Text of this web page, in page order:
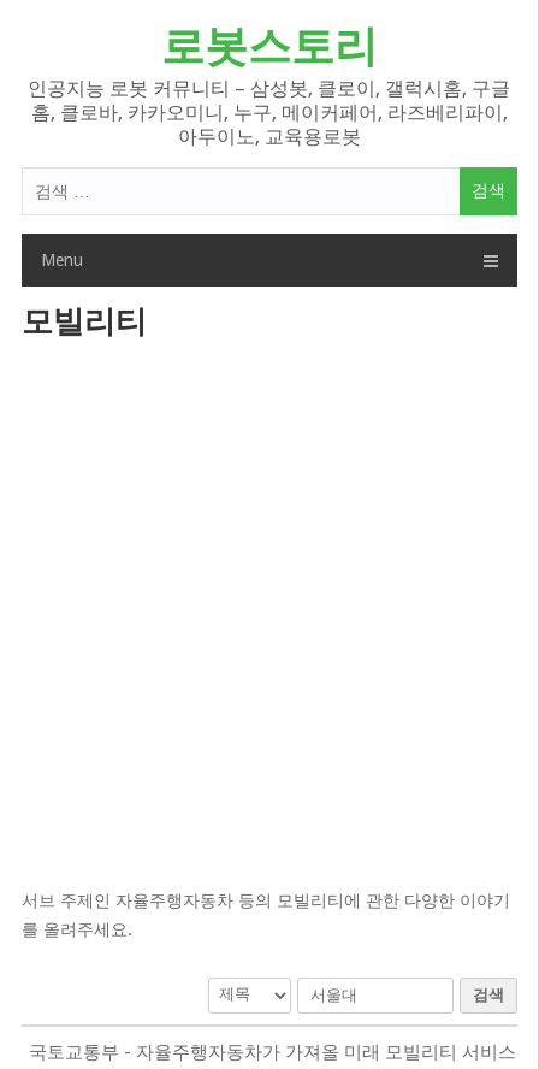
로봇스토리
인공지능 로봇 커뮤니티 – 삼성봇, 클로이, 갤럭시홈, 구글
홈, 클로바, 카카오미니, 누구, 메이커페어, 라즈베리파이,
아두이노, 교육용로봇
색
Menu
모빌리티
서브 주제인 자율주행자동차 등의 모빌리티에 관한 다양한 이야기
를 올려주세요.
검색
국토교통부 - 자율주행자동차가 가져올 미래 모빌리티 서비스